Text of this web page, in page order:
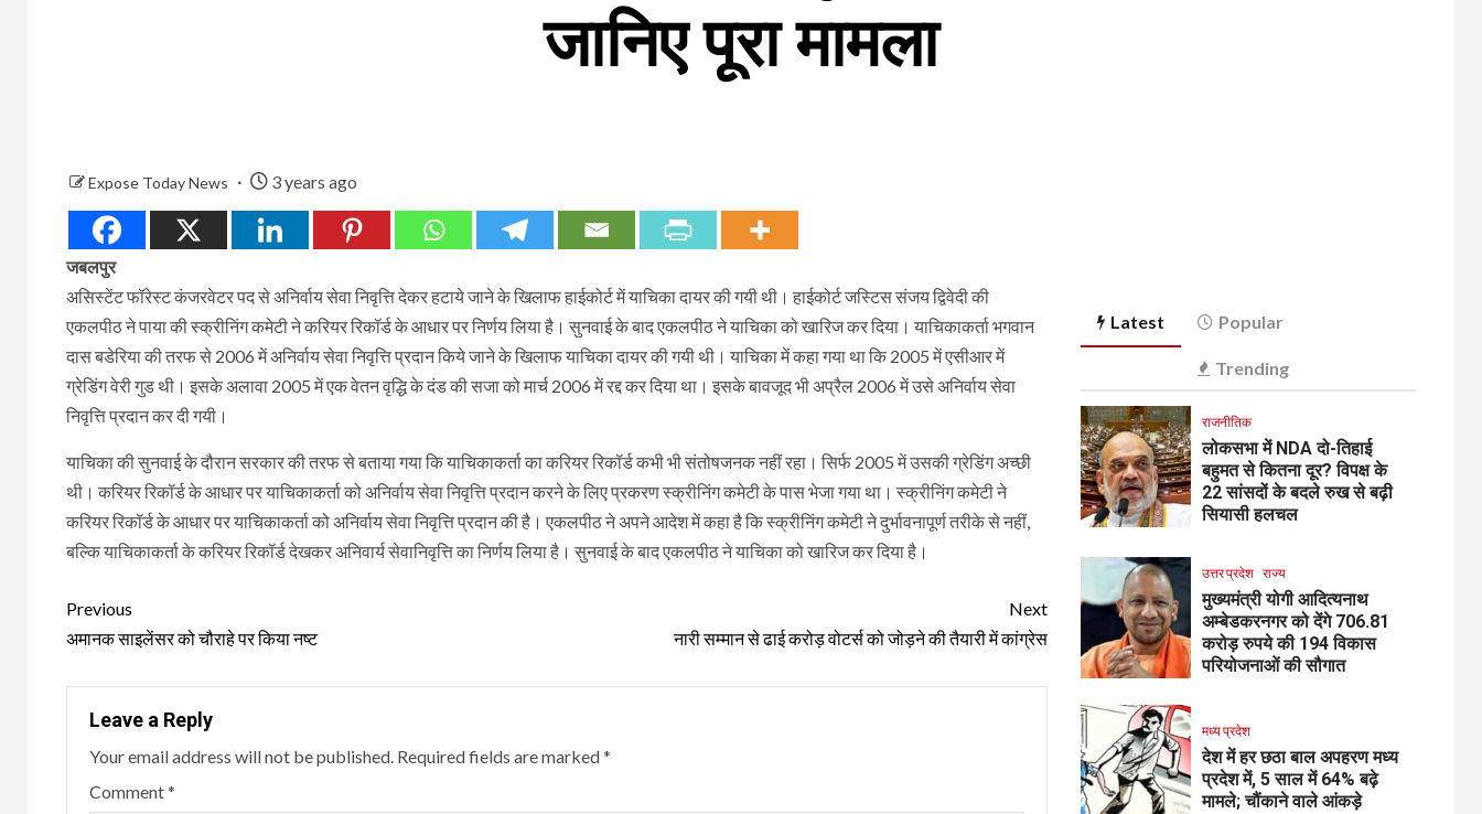
जानिए पूरा मामला
Expose Today News 3 years ago
जबलपुर
असिस्टेंट फॉरेस्ट कंजरवेटर पद से अनिर्वाय सेवा निवृत्ति देकर हटाये जाने के खिलाफ हाईकोर्ट में याचिका दायर की गयी थी। हाईकोर्ट जस्टिस संजय द्विवेदी की
एकलपीठ ने पाया की स्क्रीनिंग कमेटी ने करियर रिकॉर्ड के आधार पर निर्णय लिया है। सुनवाई के बाद एकलपीठ ने याचिका को खारिज कर दिया। याचिकाकर्ता भगवान
दास बडेरिया की तरफ से 2006 में अनिर्वाय सेवा निवृत्ति प्रदान किये जाने के खिलाफ याचिका दायर की गयी थी। याचिका में कहा गया था कि 2005 में एसीआर में
ग्रेडिंग वेरी गुड थी। इसके अलावा 2005 में एक वेतन वृद्धि के दंड की सजा को मार्च 2006 में रद्द कर दिया था। इसके बावजूद भी अप्रैल 2006 में उसे अनिर्वाय सेवा
निवृत्ति प्रदान कर दी गयी।
याचिका की सुनवाई के दौरान सरकार की तरफ से बताया गया कि याचिकाकर्ता का करियर रिकॉर्ड कभी भी संतोषजनक नहीं रहा। सिर्फ 2005 में उसकी ग्रेडिंग अच्छी
थी। करियर रिकॉर्ड के आधार पर याचिकाकर्ता को अनिर्वाय सेवा निवृत्ति प्रदान करने के लिए प्रकरण स्क्रीनिंग कमेटी के पास भेजा गया था। स्क्रीनिंग कमेटी ने
करियर रिकॉर्ड के आधार पर याचिकाकर्ता को अनिर्वाय सेवा निवृत्ति प्रदान की है। एकलपीठ ने अपने आदेश में कहा है कि स्क्रीनिंग कमेटी ने दुर्भावनापूर्ण तरीके से नहीं,
बल्कि याचिकाकर्ता के करियर रिकॉर्ड देखकर अनिवार्य सेवानिवृत्ति का निर्णय लिया है। सुनवाई के बाद एकलपीठ ने याचिका को खारिज कर दिया है।
Continue
Reading
Previous
अमानक साइलेंसर को चौराहे पर किया नष्ट
Next
नारी सम्मान से ढाई करोड़ वोटर्स को जोड़ने की तैयारी में कांग्रेस
Leave a Reply
Your email address will not be published. Required fields are marked*
Comment*
Latest Popular
Trending
राजनीतिक
लोकसभा में NDA दो-तिहाई
बहुमत से कितना दूर? विपक्ष के
22 सांसदों के बदले रुख से बढ़ी
सियासी हलचल
उत्तर प्रदेश राज्य
मुख्यमंत्री योगी आदित्यनाथ
अम्बेडकरनगर को देंगे 706.81
करोड़ रुपये की 194 विकास
परियोजनाओं की सौगात
मध्य प्रदेश
देश में हर छठा बाल अपहरण मध्य
प्रदेश में, 5 साल में 64% बढ़े
मामले; चौंकाने वाले आंकड़े